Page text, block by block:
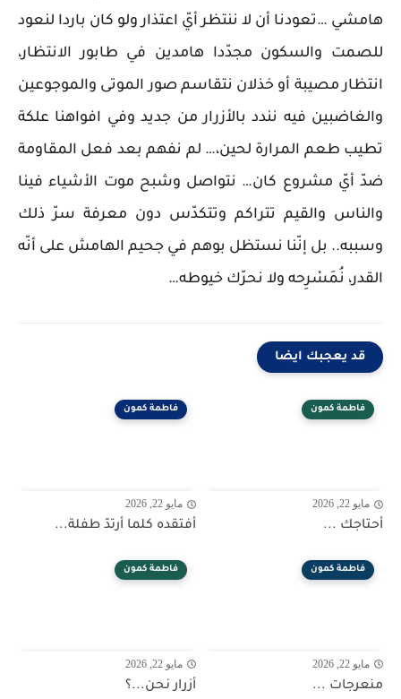
هامشي …تعودنا أن لا ننتظر أيّ اعتذار ولو كان باردا لنعود
للصمت والسكون مجدّدا هامدين في طابور الانتظار،
انتظار مصيبة أو خذلان نتقاسم صور الموتى والموجوعين
والغاضبين فيه نندد بالأزرار من جديد وفي افواهنا علكة
تطيب طعم المرارة لحين،… لم نفهم بعد فعل المقاومة
ضدّ أيّ مشروع كان… نتواصل وشبح موت الأشياء فينا
والناس والقيم تتراكم وتتكدّس دون معرفة سرّ ذلك
وسببه.. بل إنّنا نستظل بوهم في جحيم الهامش على أنّه
القدر، نُمَسْرِحه ولا نحرّك خيوطه…
قد يعجبك ايضا
فاطمة كمون
مايو 22, 2026
أحتاجك ...
فاطمة كمون
مايو 22, 2026
أفتقده كلما أرتدّ طفلة...
فاطمة كمون
مايو 22, 2026
منعرجات ...
فاطمة كمون
مايو 22, 2026
أزرار نحن...؟